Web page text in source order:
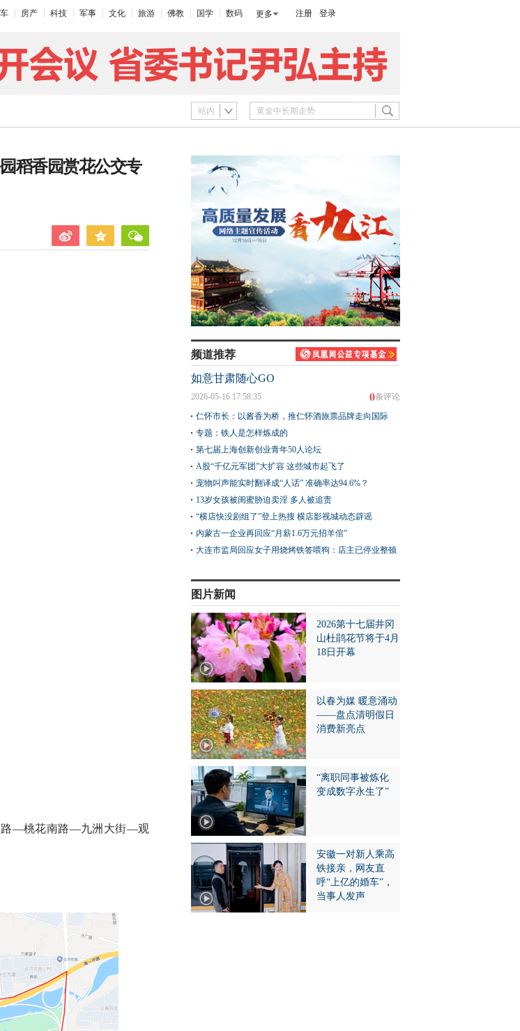
房产 科技 军事 文化 旅游 佛教 国学 数码 更多 注册 登录
站内
稻香园赏花公交专
路—桃花南路—九洲大街—观
频道推荐
如意甘肃随心GO
0条评论
2026-05-16 17:58:35
仁怀市长：以酱香为桥，推仁怀酒旅票品牌走向国际
专题：铁人是怎样炼成的
第七届上海创新创业青年50人论坛
A股“千亿元军团”大扩容 这些城市起飞了
宠物叫声能实时翻译成“人话” 准确率达94.6%？
13岁女孩被闺蜜胁迫卖淫 多人被追责
“横店快没剧组了”登上热搜 横店影视城动态辟谣
内蒙古一企业再回应“月薪1.6万元招羊倌”
大连市监局回应女子用烧烤铁签喂狗：店主已停业整顿
图片新闻
2026第十七届井冈
山杜鹃花节将于4月
18日开幕
以春为媒 暖意涌动
——盘点清明假日
消费新亮点
“离职同事被炼化
变成数字永生了”
安徽一对新人乘高
铁接亲，网友直
呼“上亿的婚车”，
当事人发声